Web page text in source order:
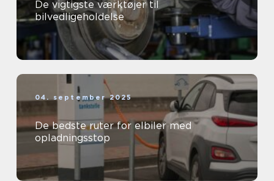
De vigtigste værktøjer til
bilvedligeholdelse
04. september 2025
De bedste ruter for elbiler med
opladningsstop